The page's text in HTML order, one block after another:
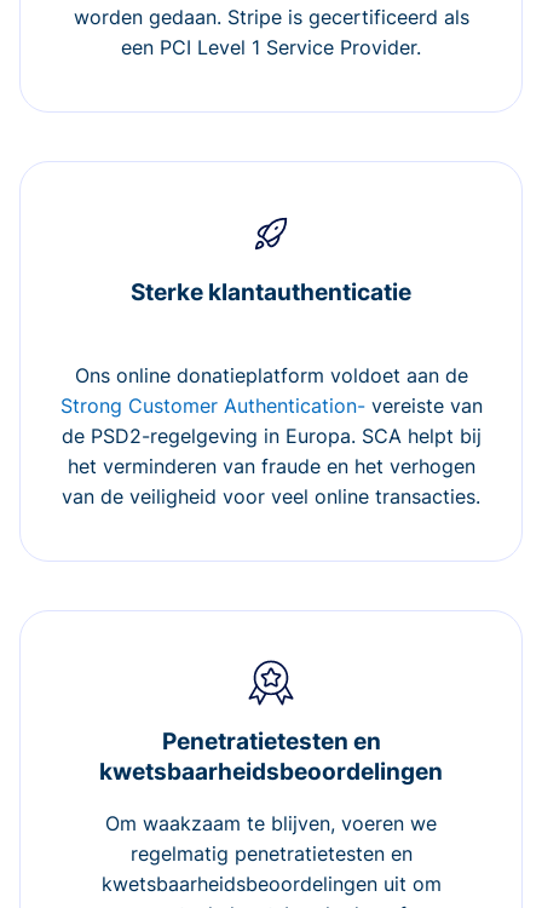
worden gedaan. Stripe is gecertificeerd als
een PCI Level 1 Service Provider.
Sterke klantauthenticatie
Ons online donatieplatform voldoet aan de
Strong Customer Authentication-vereiste van
de PSD2-regelgeving in Europa. SCA helpt bij
het verminderen van fraude en het verhogen
van de veiligheid voor veel online transacties.
Penetratietesten en
kwetsbaarheidsbeoordelingen
Om waakzaam te blijven, voeren we
regelmatig penetratietesten en
kwetsbaarheidsbeoordelingen uit om